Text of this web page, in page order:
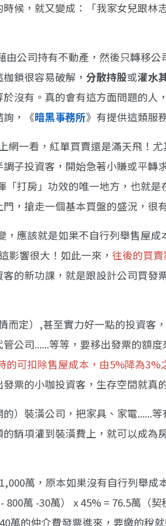
候，就又變成：「我家女兒跟林
由公司持有不動產，然後只轉移
鎖很容易破解， 分散持股或灌水
沒有。真的會有這方面問題的人
詢，《暗黑事務所》有提供這類服
網一看，紅單買賣還是滿天飛！
子投資客，開始急著小賺或平轉
「打房」功效的唯一地方，也就
，搶走一個基本買盤的盛況，很
，應該就是如果不自行列舉售屋
影響很大！如此一來， 往後的買
客的新功課，就是跟設計公司買發
而定）,甚至實力好一點的投資客
公司......等等，要移出發票的額
的可扣除售屋成本，由5%降為3%
發票的小咖投資客，生存空間就真
）裝潢公司，把家具、家電......
銷項灌到裝潢費上，就可以成為
萬，原本如果沒有自行列舉成
800萬 -30萬） x 45% = 76.5萬（
萬的仲介費發票進來，要繳的稅